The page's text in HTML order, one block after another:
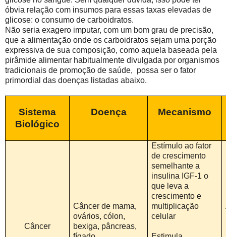
óbvia relação com insumos para essas taxas elevadas de
glicose: o consumo de carboidratos.
Não seria exagero imputar, com um bom grau de precisão,
que a alimentação onde os carboidratos sejam uma porção
expressiva de sua composição, como aquela baseada pela
pirâmide alimentar habitualmente divulgada por organismos
tradicionais de promoção de saúde, possa ser o fator
primordial das doenças listadas abaixo.
Sistema
Biológico
Doença Mecanismo
Câncer
Câncer de mama,
ovários, cólon,
bexiga, pâncreas,
Estímulo ao fator
de crescimento
semelhante a
insulina IGF-1 o
que leva a
crescimento e
multiplicação
celular